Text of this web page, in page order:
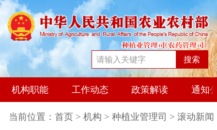
搜索
机构职能 工作动态 政策解读 通知
当前位置： 首页 > 机构 > 种植业管理司 > 滚动新闻